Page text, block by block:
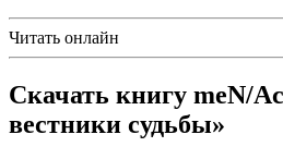
Читать онлайн
Скачать книгу meN/
вестники судьбы»